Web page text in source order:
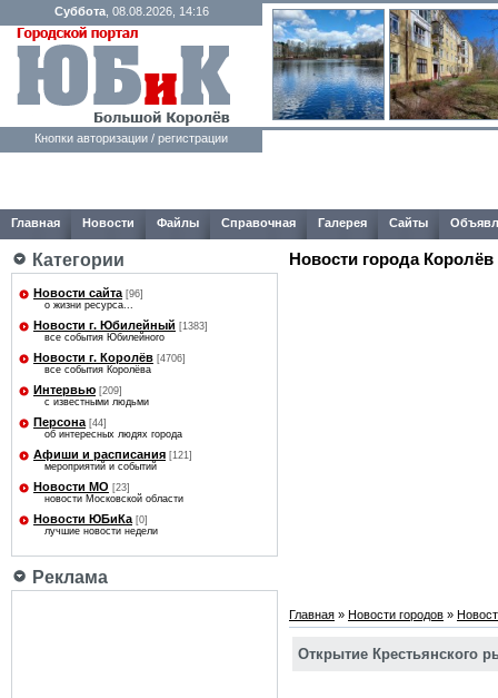
Суббота, 08.08.2026, 14:16
Кнопки авторизации / регистрации
Главная Новости Файлы Справочная Галерея Сайты
Категории
Новости сайта [96]
о жизни ресурса...
Новости г. Юбилейный [1383]
все события Юбилейного
Новости г. Королёв [4706]
все события Королёва
Интервью [209]
с известными людьми
Персона [44]
об интересных людях города
Афиши и расписания [121]
мероприятий и событий
Новости МО [23]
новости Московской области
Новости ЮБиКа [0]
лучшие новости недели
Реклама
Новости города Королёв
Главная » Новости городов »
Открытие Крестьянского